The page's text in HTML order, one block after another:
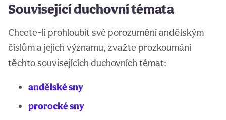
Související duchovní témata
Chcete-li prohloubit své porozumění andělským
číslům a jejich významu, zvažte prozkoumání
těchto souvisejících duchovních témat:
andělské sny
prorocké sny